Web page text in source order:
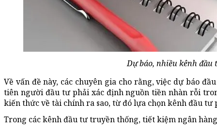
Dự báo, nhiều kênh
Về vấn đề này, các chuyên gia cho rằng, việc dự báo
tiên người đầu tư phải xác định nguồn tiền nhàn rỗi
kiến thức về tài chính ra sao, từ đó lựa chọn kênh đầu tư
Trong các kênh đầu tư truyền thống, tiết kiệm ngân